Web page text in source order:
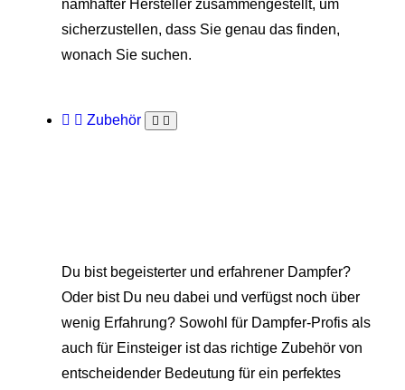
namhafter Hersteller zusammengestellt, um
sicherzustellen, dass Sie genau das finden,
wonach Sie suchen.
Zubehör
Du bist begeisterter und erfahrener Dampfer?
Oder bist Du neu dabei und verfügst noch über
wenig Erfahrung? Sowohl für Dampfer-Profis als
auch für Einsteiger ist das richtige Zubehör von
entscheidender Bedeutung für ein perfektes